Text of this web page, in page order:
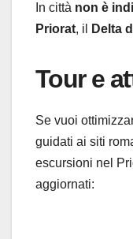
In città non è
Priorat, il Delta
Tour e
Se vuoi
guidati ai siti
escursioni nel
aggiornati: